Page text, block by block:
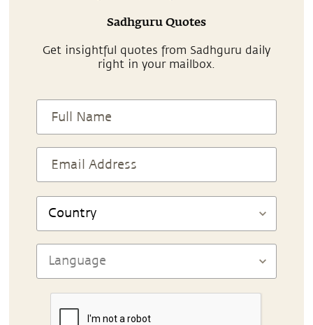
Sadhguru Quotes
Get insightful quotes from Sadhguru daily
right in your mailbox.